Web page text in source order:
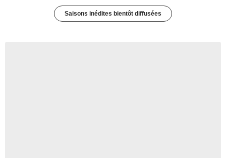
Saisons inédites bientôt diffusées